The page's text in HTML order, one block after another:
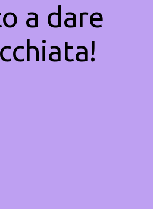
a dare